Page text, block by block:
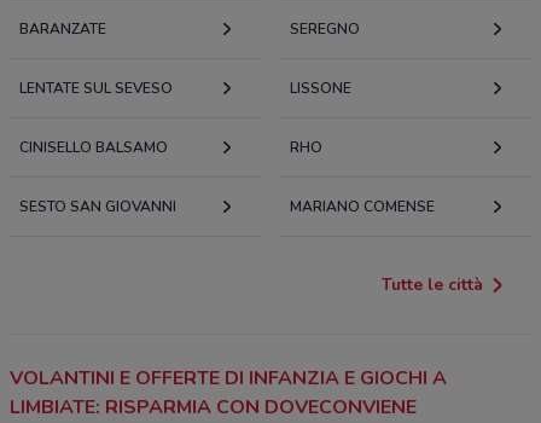
BARANZATE SEREGNO
LENTATE SUL SEVESO LISSONE
CINISELLO BALSAMO RHO
SESTO SAN GIOVANNI MARIANO COMENSE
Tutte le città
VOLANTINI E OFFERTE DI INFANZIA E GIOCHI A
LIMBIATE: RISPARMIA CON DOVECONVIENE